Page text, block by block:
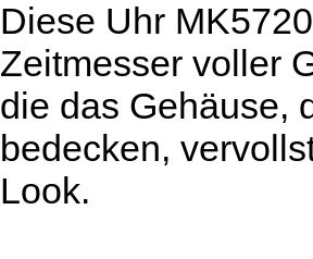
Diese Uhr
Zeitmesser voller
die das Gehäuse,
bedecken,
Look.